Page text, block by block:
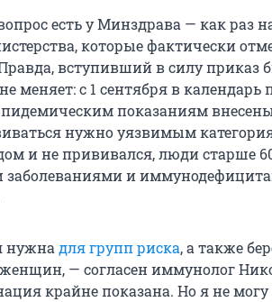
есть у Минздрава — как раз
которые фактически
вступивший в силу приказ
меняет: с 1 сентября в
показаниям
нужно уязвимым
и не прививался, люди старше
заболеваниями и
нужна для групп риска, а также
женщин, — согласен иммунолог
крайне показана. Но я не могу